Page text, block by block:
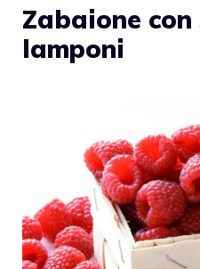
Zabaione
lamponi